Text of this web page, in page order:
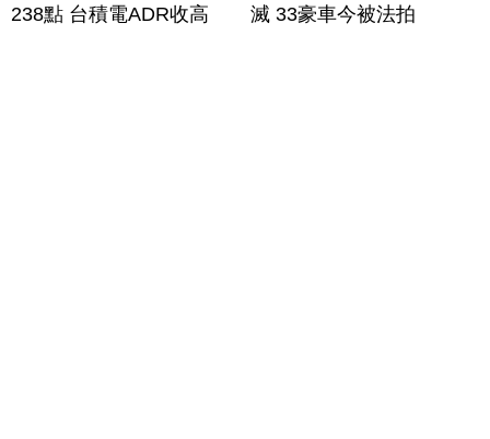
238點 台積電ADR收高
滅 33豪車今被法拍